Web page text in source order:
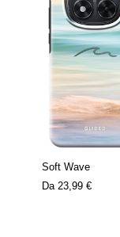
Soft Wave
Da 23,99 €